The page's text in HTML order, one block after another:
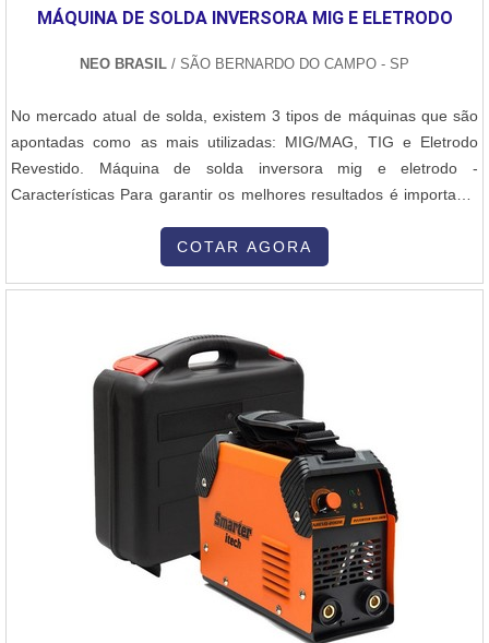
MÁQUINA DE SOLDA INVERSORA MIG E ELETRODO
NEO BRASIL / SÃO BERNARDO DO CAMPO - SP
No mercado atual de solda, existem 3 tipos de máquinas que são
apontadas como as mais utilizadas: MIG/MAG, TIG e Eletrodo
Revestido. Máquina de solda inversora mig e eletrodo -
Características Para garantir os melhores resultados é importante
cada especificação: MIG/MAG - Nesse processo, o eletrodo dá
COTAR AGORA